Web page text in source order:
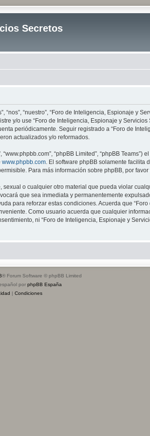
Secretos
“nuestro”, “Foro de Inteligencia, Espionaje y
y/o use “Foro de Inteligencia, Espionaje y
periódicamente. Seguir registrado a “Foro de
actualizados y/o reformados.
“phpBB Limited”, “phpBB
www.phpbb.com . El software phpBB solamente facilita
Para más información sobre phpBB, por favor
o cualquier otro material que pueda violar
que sea inmediata y permanentemente
para reforzar estas condiciones. Acuerda que
Como usuario acuerda que cualquier
ni “Foro de Inteligencia, Espionaje y
® Forum Software © phpBB Limited
por phpBB España
| Condiciones